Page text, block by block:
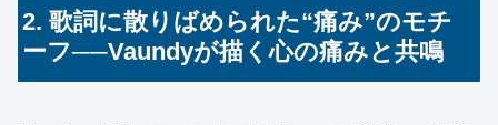
2. 歌詞に散りばめられた“痛み”のモチ
ーフ──Vaundyが描く心の痛みと共鳴